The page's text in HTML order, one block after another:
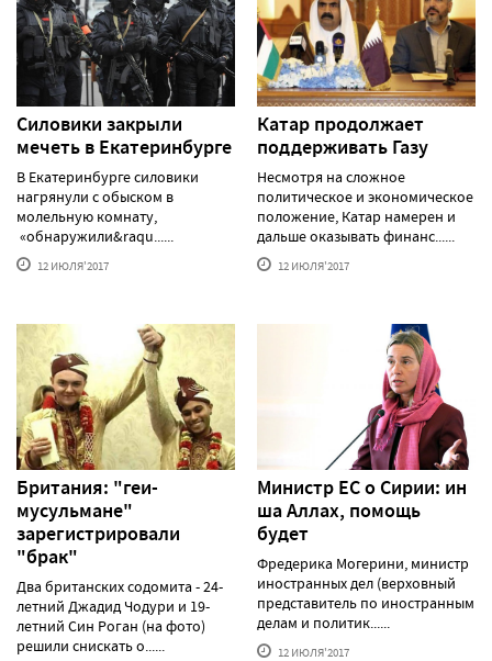
Силовики закрыли
мечеть в Екатеринбурге
В Екатеринбурге силовики
нагрянули с обыском в
молельную комнату,
«обнаружили&raqu......
12 ИЮЛЯ'2017
Катар продолжает
поддерживать Газу
Несмотря на сложное
политическое и экономическое
положение, Катар намерен и
дальше оказывать финанс......
12 ИЮЛЯ'2017
Британия: "геи-
мусульмане"
зарегистрировали
"брак"
Два британских содомита - 24-
летний Джадид Чодури и 19-
летний Син Роган (на фото)
решили снискать о......
Министр ЕС о Сирии: ин
ша Аллах, помощь
будет
Фредерика Могерини, министр
иностранных дел (верховный
представитель по иностранным
делам и политик......
12 ИЮЛЯ'2017